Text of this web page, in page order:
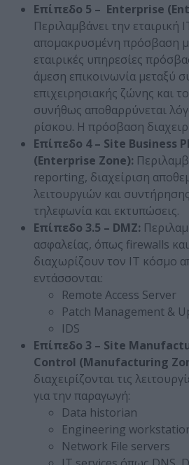
Επίπεδο 5 – Enterprise
Περιλαμβάνει την
απομακρυσμένη πρόσβαση
εταιρικές υπηρεσίες
άμεση επικοινωνία μεταξύ
επιχειρησιακής ζώνης και
συνήθως αποθαρρύνεται
ρίσκου. Η πρόσβαση
Επίπεδο 4 – Site Business
(Enterprise Zone):
reporting, διαχείριση
λειτουργιών και
τηλεφωνία και εκτυπώσεις.
Επίπεδο 3.5 – DMZ:
ασφαλείας, όπως firewalls
διαχωρίζουν τον IT κόσμο
εντάσσονται:
Remote Access Server
Patch Management &
IDS
Επίπεδο 3 – Site
Control (Manufacturing
διαχειρίζονται τις
για την παραγωγή:
Data historian
Engineering
Network File servers